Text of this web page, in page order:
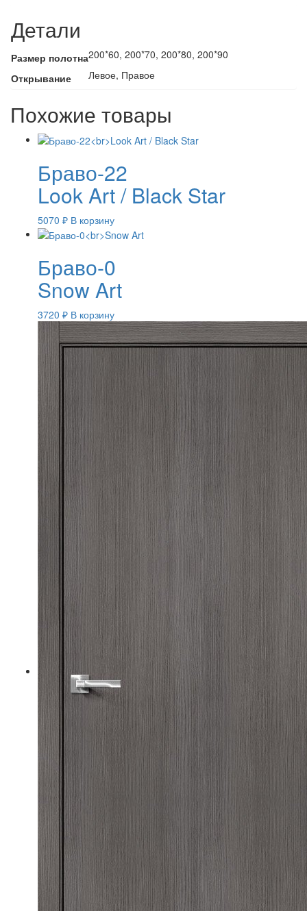
Детали
Размер полотна200*60, 200*70, 200*80, 200*90
Открывание
Левое, Правое
Похожие товары
Браво-22
Look Art / Black Star
5070 ₽ В корзину
Браво-0
Snow Art
3720 ₽ В корзину